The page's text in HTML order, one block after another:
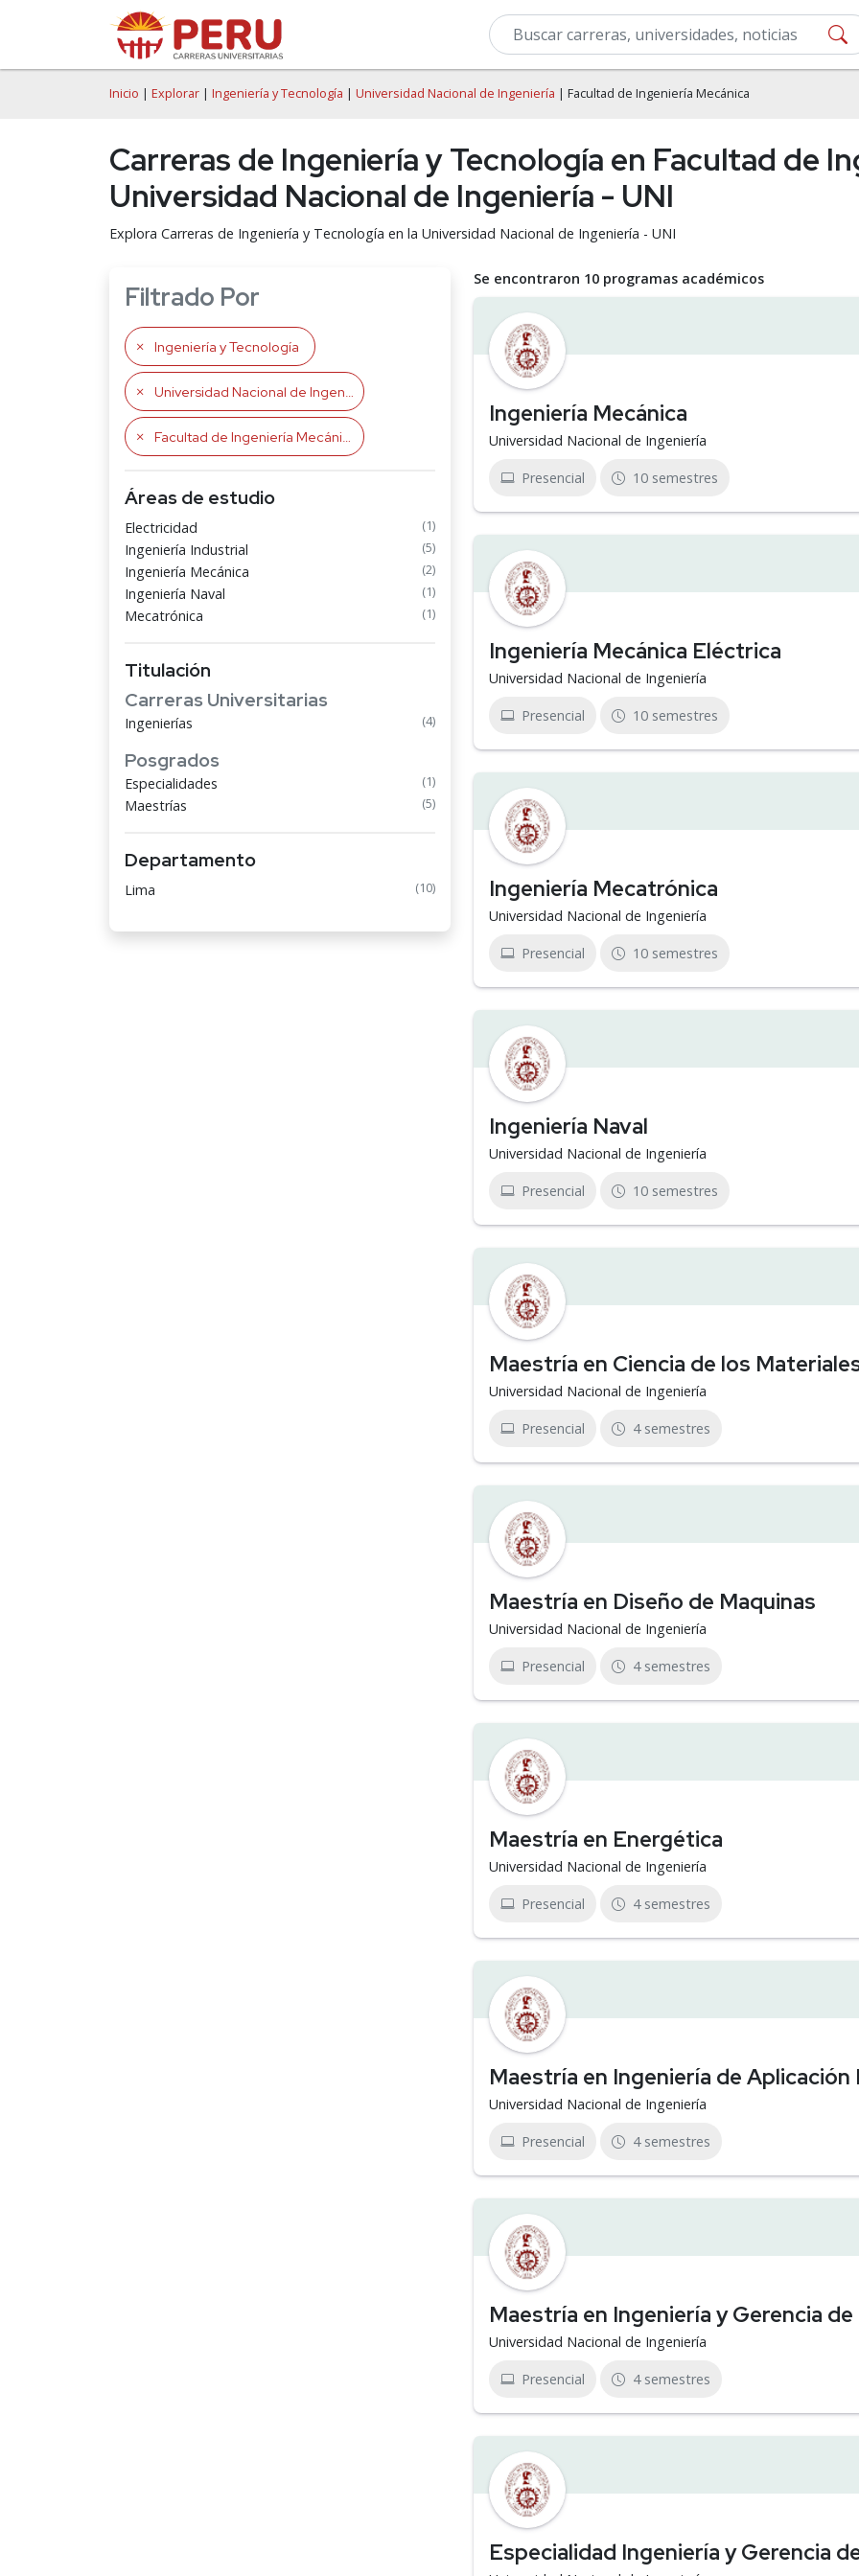
Inicio | Explorar | Ingeniería y Tecnología | Universidad Nacional de Ingeniería | Facultad de Ingeniería Mecánica
Carreras de Ingeniería y Tecnología en Facultad de
Universidad Nacional de Ingeniería - UNI
Explora Carreras de Ingeniería y Tecnología en la Universidad Nacional de Ingeniería - UNI
Filtrado Por
Ingeniería y Tecnología
Universidad Nacional de Ingeniería
Facultad de Ingeniería Mecánica
Áreas de estudio
Electricidad (1)
Ingeniería Industrial (5)
Ingeniería Mecánica (2)
Ingeniería Naval (1)
Mecatrónica (1)
Titulación
Carreras Universitarias
Ingenierías (4)
Posgrados
Especialidades (1)
Maestrías (5)
Departamento
Lima (10)
Se encontraron 10 programas académicos
Ingeniería Mecánica
Universidad Nacional de Ingeniería
Presencial 10 semestres
Ingeniería Mecánica Eléctrica
Universidad Nacional de Ingeniería
Presencial 10 semestres
Ingeniería Mecatrónica
Universidad Nacional de Ingeniería
Presencial 10 semestres
Ingeniería Naval
Universidad Nacional de Ingeniería
Presencial 10 semestres
Maestría en Ciencia de los
Universidad Nacional de Ingeniería
Presencial 4 semestres
Maestría en Diseño de Maquinas
Universidad Nacional de Ingeniería
Presencial 4 semestres
Maestría en Energética
Universidad Nacional de Ingeniería
Presencial 4 semestres
Maestría en Ingeniería de
Universidad Nacional de Ingeniería
Presencial 4 semestres
Maestría en Ingeniería y Gerencia
Universidad Nacional de Ingeniería
Presencial 4 semestres
Especialidad Ingeniería y Gerencia